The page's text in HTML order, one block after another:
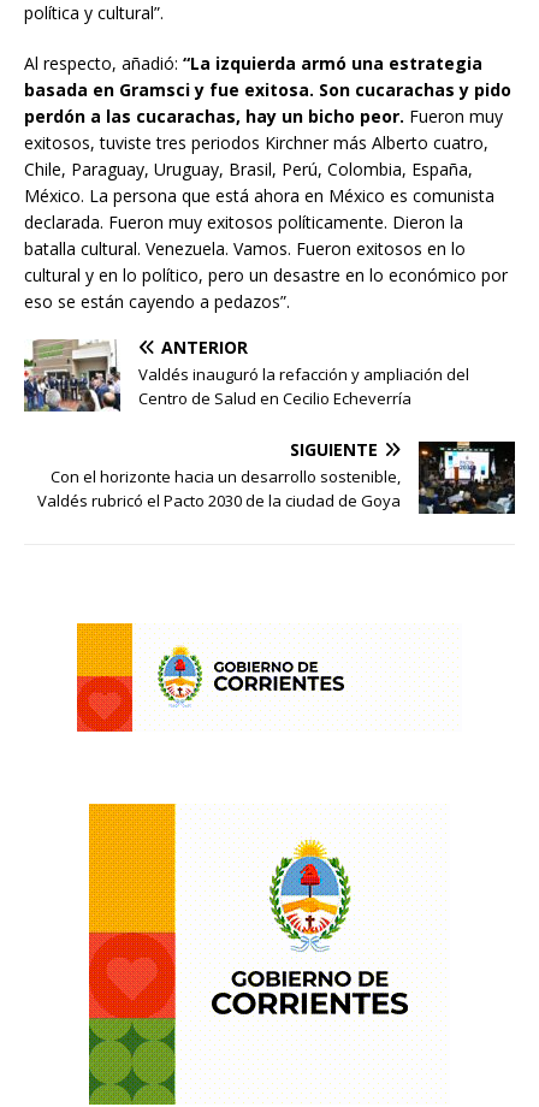
política y cultural”.
Al respecto, añadió: “La izquierda armó una estrategia
basada en Gramsci y fue exitosa. Son cucarachas y pido
perdón a las cucarachas, hay un bicho peor. Fueron muy
exitosos, tuviste tres periodos Kirchner más Alberto cuatro,
Chile, Paraguay, Uruguay, Brasil, Perú, Colombia, España,
México. La persona que está ahora en México es comunista
declarada. Fueron muy exitosos políticamente. Dieron la
batalla cultural. Venezuela. Vamos. Fueron exitosos en lo
cultural y en lo político, pero un desastre en lo económico por
eso se están cayendo a pedazos”.
ANTERIOR
Valdés inauguró la refacción y ampliación del
Centro de Salud en Cecilio Echeverría
SIGUIENTE
Con el horizonte hacia un desarrollo sostenible,
Valdés rubricó el Pacto 2030 de la ciudad de Goya